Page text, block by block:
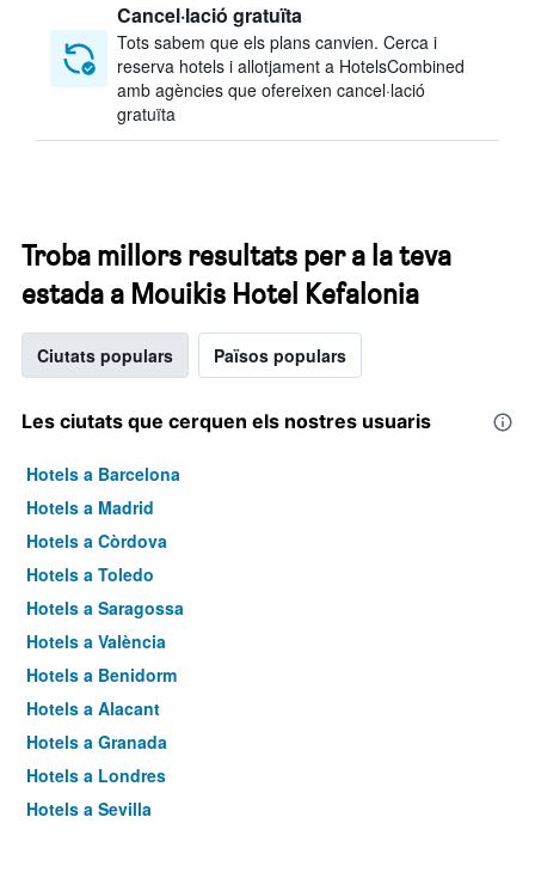
Cancel·lació gratuïta
Tots sabem que els plans canvien. Cerca i
reserva hotels i allotjament a HotelsCombined
amb agències que ofereixen cancel·lació
gratuïta
Troba millors resultats per a la teva
estada a Mouikis Hotel Kefalonia
Ciutats populars Països populars
Les ciutats que cerquen els nostres usuaris
Hotels a Barcelona
Hotels a Madrid
Hotels a Còrdova
Hotels a Toledo
Hotels a Saragossa
Hotels a València
Hotels a Benidorm
Hotels a Alacant
Hotels a Granada
Hotels a Londres
Hotels a Sevilla